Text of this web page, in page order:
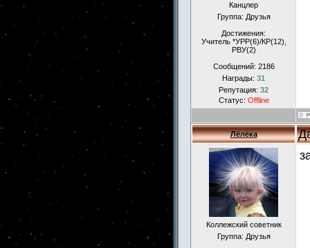
Канцлер
Группа: Друзья
Достижения:
Учитель *УРР(6)/КР(12),
РВУ(2)
Сообщений: 2186
Награды: 31
Репутация: 32
Статус: Offline
Лёлёка
Коллежский советник
Группа: Друзья